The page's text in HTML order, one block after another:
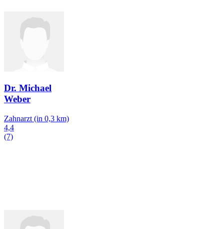
Dr. Michael
Weber
Zahnarzt (in 0,3 km)
4,4
(7)